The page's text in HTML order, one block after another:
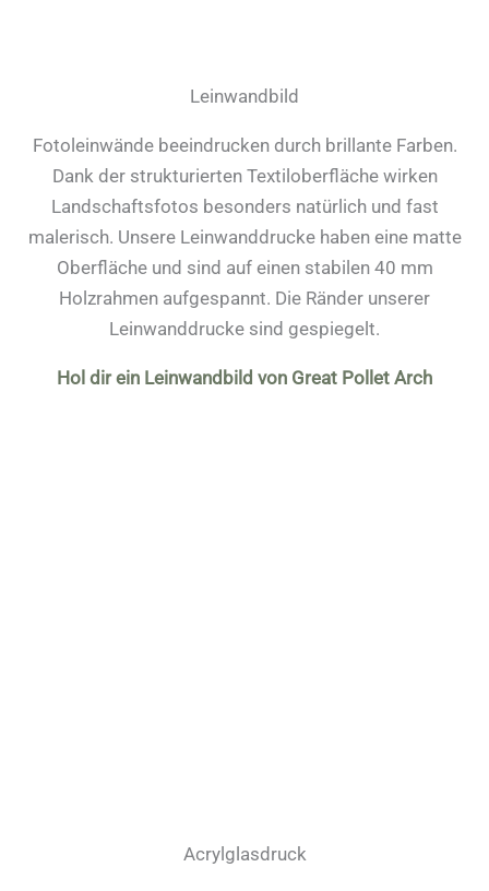
Leinwandbild
Fotoleinwände beeindrucken durch brillante Farben.
Dank der strukturierten Textiloberfläche wirken
Landschaftsfotos besonders natürlich und fast
malerisch. Unsere Leinwanddrucke haben eine matte
Oberfläche und sind auf einen stabilen 40 mm
Holzrahmen aufgespannt. Die Ränder unserer
Leinwanddrucke sind gespiegelt.
Hol dir ein Leinwandbild von Great Pollet Arch
Acrylglasdruck